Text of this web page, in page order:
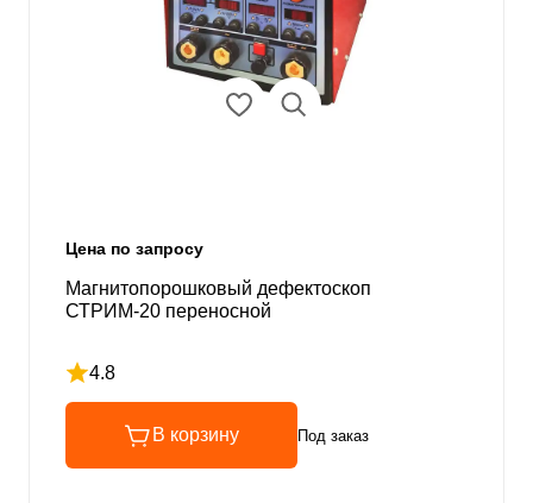
Цена по запросу
Магнитопорошковый дефектоскоп
СТРИМ-20 переносной
4.8
Рейтинг 4.8 из 5
В корзину Под заказ